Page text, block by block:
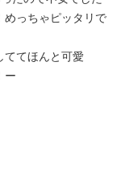
めっちゃピッタリで
ててほんと可愛
ー